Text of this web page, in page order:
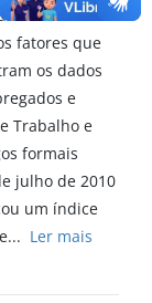
sua história.
fatores que
os dados
e
Trabalho e
formais
julho de 2010
um índice
Ler mais